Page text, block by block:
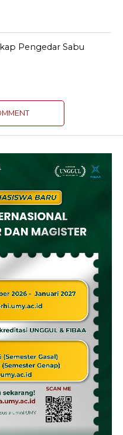
Pengedar Sabu